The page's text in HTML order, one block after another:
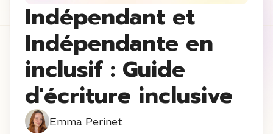
Indépendant et
Indépendante en
inclusif : Guide
d'écriture inclusive
Emma Perinet